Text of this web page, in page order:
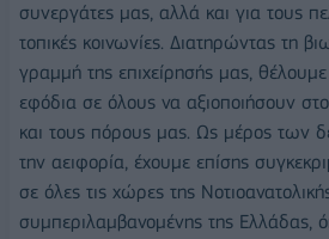
συνεργάτες μας, αλλά και για τους
τοπικές κοινωνίες. Διατηρώντας τη
γραμμή της επιχείρησής μας,
εφόδια σε όλους να αξιοποιήσουν
και τους πόρους μας. Ως μέρος των
την αειφορία, έχουμε επίσης
σε όλες τις χώρες της
συμπεριλαμβανομένης της Ελλάδας,